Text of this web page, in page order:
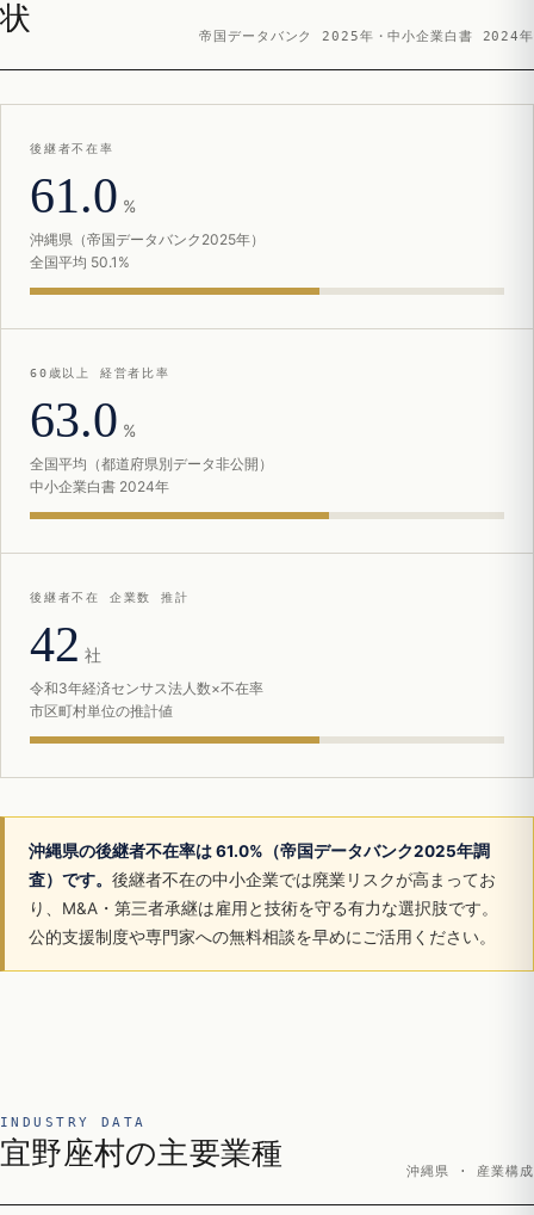
状
帝国データバンク 2025年・中小企業白書 2024年
後継者不在率
61.0 %
沖縄県（帝国データバンク2025年）
全国平均 50.1%
60歳以上 経営者比率
63.0 %
全国平均（都道府県別データ非公開）
中小企業白書 2024年
後継者不在 企業数 推計
42 社
令和3年経済センサス法人数×不在率
市区町村単位の推計値
沖縄県の後継者不在率は 61.0%（帝国データバンク2025年調
査）です。 後継者不在の中小企業では廃業リスクが高まってお
り、M&A・第三者承継は雇用と技術を守る有力な選択肢です。
公的支援制度や専門家への無料相談を早めにご活用ください。
INDUSTRY DATA
宜野座村の主要業種
沖縄県 · 産業構成